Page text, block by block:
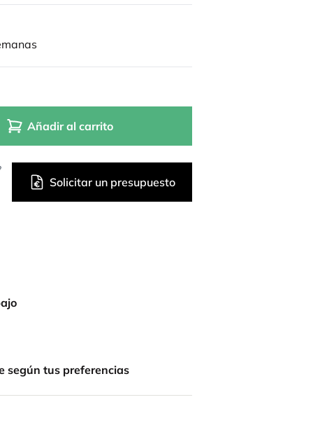
Añadir al carrito
Solicitar un presupuesto
según tus preferencias